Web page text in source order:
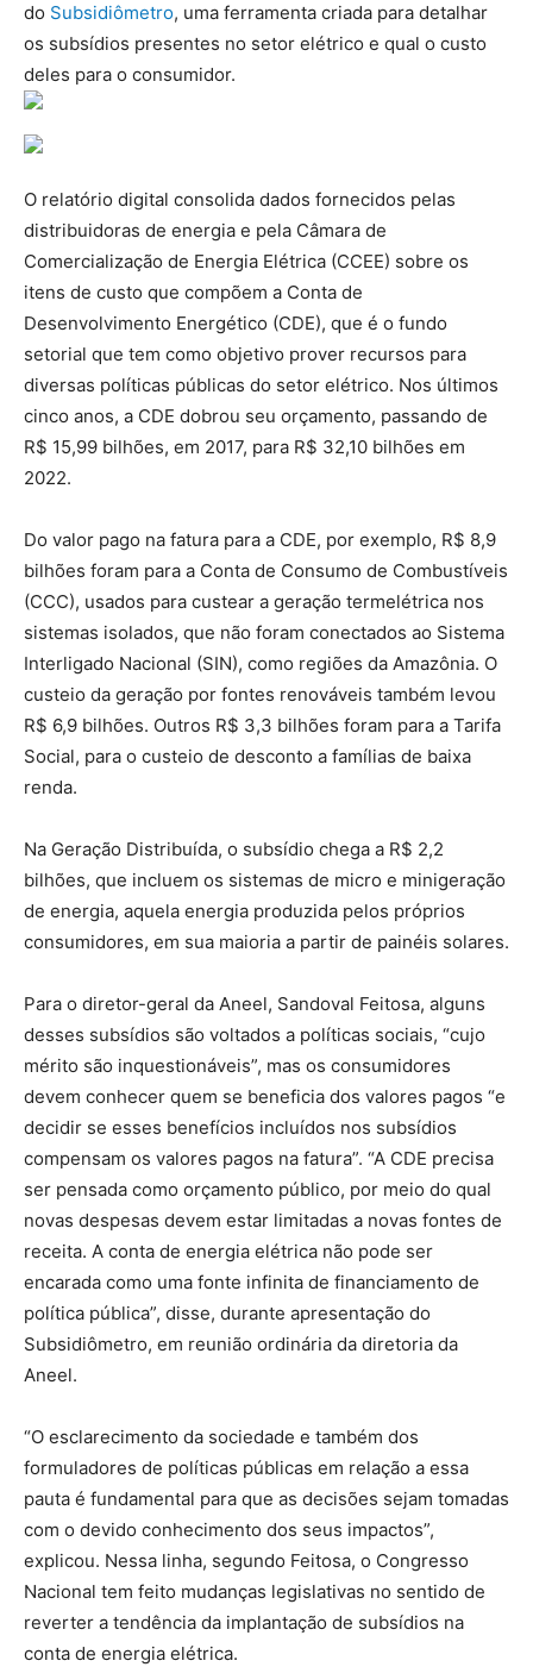
do Subsidiômetro, uma ferramenta criada para detalhar
os subsídios presentes no setor elétrico e qual o custo
deles para o consumidor.
O relatório digital consolida dados fornecidos pelas
distribuidoras de energia e pela Câmara de
Comercialização de Energia Elétrica (CCEE) sobre os
itens de custo que compõem a Conta de
Desenvolvimento Energético (CDE), que é o fundo
setorial que tem como objetivo prover recursos para
diversas políticas públicas do setor elétrico. Nos últimos
cinco anos, a CDE dobrou seu orçamento, passando de
R$ 15,99 bilhões, em 2017, para R$ 32,10 bilhões em
2022.
Do valor pago na fatura para a CDE, por exemplo, R$ 8,9
bilhões foram para a Conta de Consumo de Combustíveis
(CCC), usados para custear a geração termelétrica nos
sistemas isolados, que não foram conectados ao Sistema
Interligado Nacional (SIN), como regiões da Amazônia. O
custeio da geração por fontes renováveis também levou
R$ 6,9 bilhões. Outros R$ 3,3 bilhões foram para a Tarifa
Social, para o custeio de desconto a famílias de baixa
renda.
Na Geração Distribuída, o subsídio chega a R$ 2,2
bilhões, que incluem os sistemas de micro e minigeração
de energia, aquela energia produzida pelos próprios
consumidores, em sua maioria a partir de painéis solares.
Para o diretor-geral da Aneel, Sandoval Feitosa, alguns
desses subsídios são voltados a políticas sociais, “cujo
mérito são inquestionáveis”, mas os consumidores
devem conhecer quem se beneficia dos valores pagos “e
decidir se esses benefícios incluídos nos subsídios
compensam os valores pagos na fatura”. “A CDE precisa
ser pensada como orçamento público, por meio do qual
novas despesas devem estar limitadas a novas fontes de
receita. A conta de energia elétrica não pode ser
encarada como uma fonte infinita de financiamento de
política pública”, disse, durante apresentação do
Subsidiômetro, em reunião ordinária da diretoria da
Aneel.
“O esclarecimento da sociedade e também dos
formuladores de políticas públicas em relação a essa
pauta é fundamental para que as decisões sejam tomadas
com o devido conhecimento dos seus impactos”,
explicou. Nessa linha, segundo Feitosa, o Congresso
Nacional tem feito mudanças legislativas no sentido de
reverter a tendência da implantação de subsídios na
conta de energia elétrica.